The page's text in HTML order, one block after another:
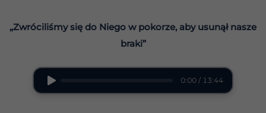
„Zwróciliśmy się do Niego w pokorze, aby usunął nasze
braki”
0:00 / 13:44